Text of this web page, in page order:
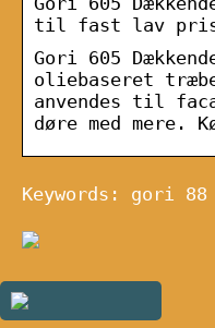
til fast lav pris
Gori 605
oliebaseret
anvendes til
døre med mere.
Keywords: gori